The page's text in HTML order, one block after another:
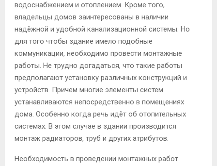
водоснабжением и отоплением. Кроме того,
владельцы домов заинтересованы в наличии
надёжной и удобной канализационной системы. Но
для того чтобы здание имело подобные
коммуникации, необходимо провести монтажные
работы. Не трудно догадаться, что такие работы
предполагают установку различных конструкций и
устройств. Причем многие элементы систем
устанавливаются непосредственно в помещениях
дома. Особенно когда речь идёт об отопительных
системах. В этом случае в здании производится
монтаж радиаторов, труб и других атрибутов.
Необходимость в проведении монтажных работ